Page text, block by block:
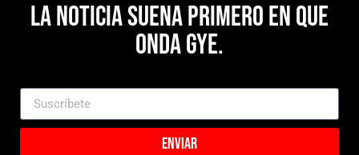
La noticia suena primero en Que
Onda Gye.
Enviar